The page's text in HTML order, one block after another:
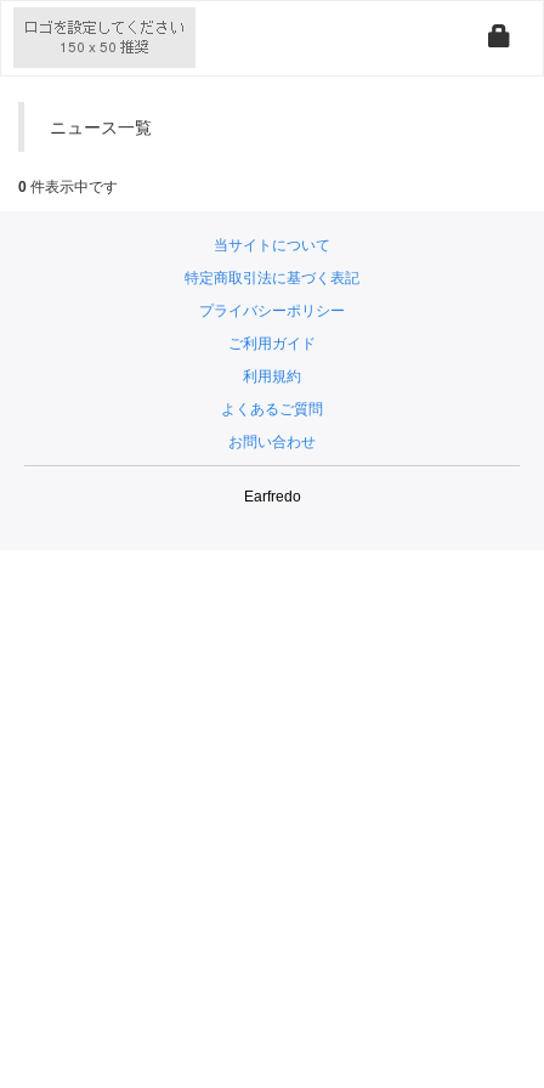
ニュース一覧
0 件表示中です
当サイトについて
特定商取引法に基づく表記
プライバシーポリシー
ご利用ガイド
利用規約
よくあるご質問
お問い合わせ
Earfredo